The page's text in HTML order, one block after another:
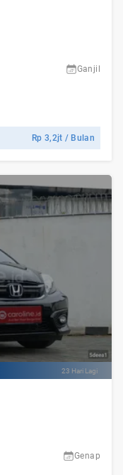
Ganjil
Rp3,2jt / Bulan
23 Hari Lagi
Genap